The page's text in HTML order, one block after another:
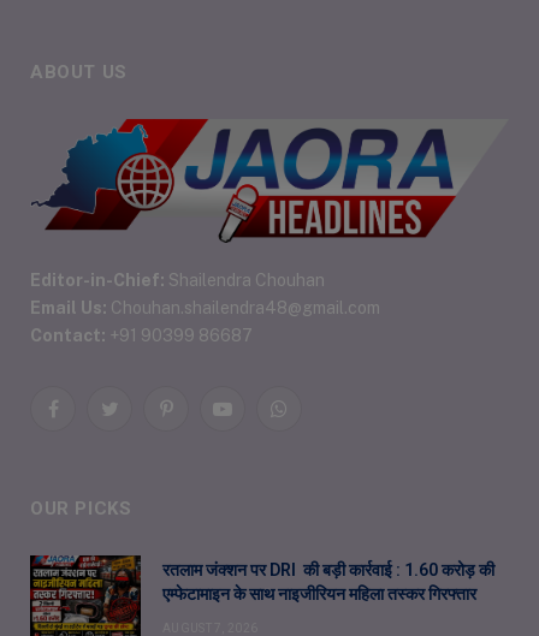
ABOUT US
Editor-in-Chief: Shailendra Chouhan
Email Us: Chouhan.shailendra48@gmail.com
Contact: +91 90399 86687
FacebookTwitterPinterestYouTubeWhatsApp
OUR PICKS
रतलाम जंक्शन पर DRI की बड़ी कार्रवाई : 1.60 करोड़ की
एम्फेटामाइन के साथ नाइजीरियन महिला तस्कर गिरफ्तार